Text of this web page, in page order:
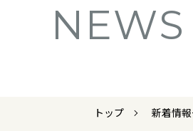
NEWS
トップ 新着情